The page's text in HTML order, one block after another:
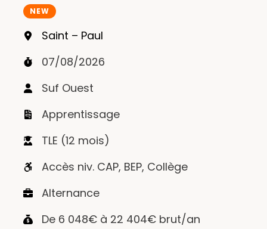
NEW
Saint – Paul
07/08/2026
Suf Ouest
Apprentissage
TLE (12 mois)
Accès niv. CAP, BEP, Collège
Alternance
De 6 048€ à 22 404€ brut/an